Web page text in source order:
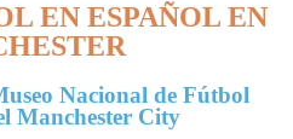
EN ESPAÑOL EN
Nacional de Fútbol
Manchester City